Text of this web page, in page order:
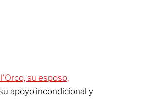
su esposo,
apoyo incondicional y